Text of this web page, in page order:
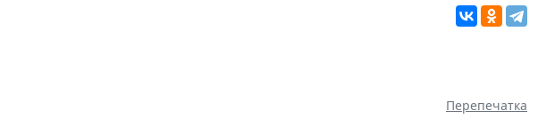
Перепечатка